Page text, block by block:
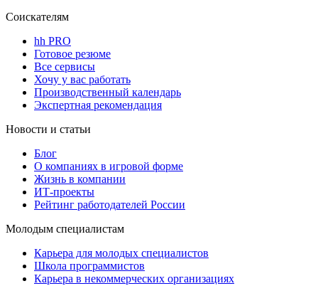
Соискателям
hh PRO
Готовое резюме
Все сервисы
Хочу у вас работать
Производственный календарь
Экспертная рекомендация
Новости и статьи
Блог
О компаниях в игровой форме
Жизнь в компании
ИТ-проекты
Рейтинг работодателей России
Молодым специалистам
Карьера для молодых специалистов
Школа программистов
Карьера в некоммерческих организациях